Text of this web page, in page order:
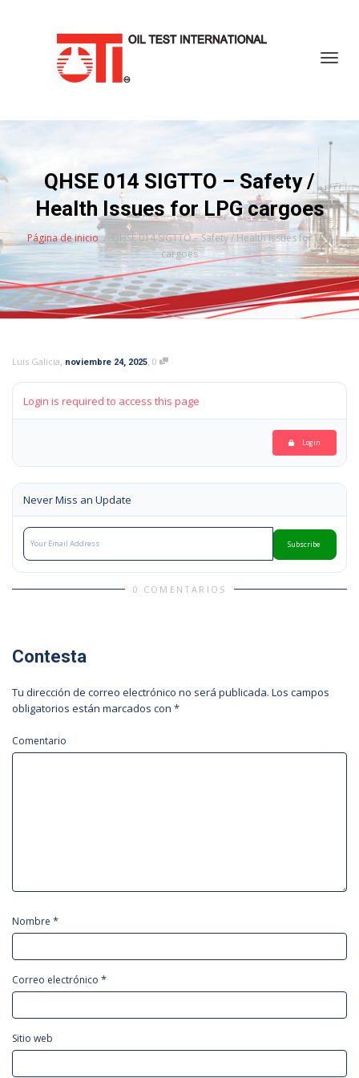
QHSE 014 SIGTTO – Safety /
Health Issues for LPG cargoes
Página de inicio
QHSE 014 SIGTTO – Safety / Health Issues for LPG
cargoes
Luis Galicia, noviembre 24, 2025, 0
Login is required to access this page
Login
Never Miss an Update
Subscribe
0 COMENTARIOS
Contesta
Tu dirección de correo electrónico no será publicada. Los campos
obligatorios están marcados con *
Comentario
Nombre *
Correo electrónico *
Sitio web